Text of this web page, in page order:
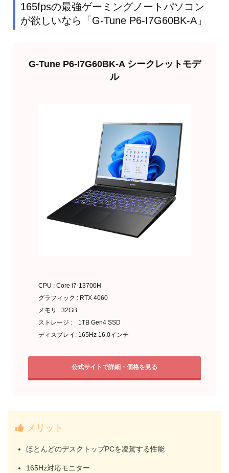
165fpsの最強ゲーミングノートパソコン
が欲しいなら「G-Tune P6-I7G60BK-A」
G-Tune P6-I7G60BK-A シークレットモデ
ル
CPU : Core i7-13700H
グラフィック : RTX 4060
メモリ : 32GB
ストレージ : 1TB Gen4 SSD
ディスプレイ: 165Hz 16.0インチ
公式サイトで詳細・価格を見る
メリット
ほとんどのデスクトップPCを凌駕する性能
165Hz対応モニター